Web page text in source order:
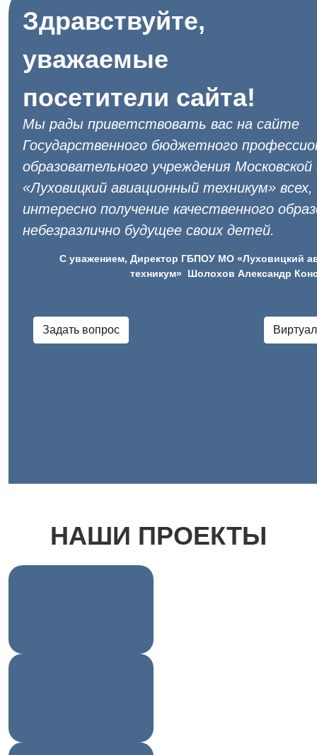
Здравствуйте,
уважаемые
посетители сайта!
Мы рады приветствовать вас на сайте
Государственного бюджетного
образовательного учреждения
«Луховицкий авиационный техникум» всех,
интересно получение качественного
небезразлично будущее своих детей.
С уважением, Директор ГБПОУ МО «Луховицкий
техникум» Шолохов Александр
Задать вопрос
НАШИ ПРОЕКТЫ
Содействия занятости